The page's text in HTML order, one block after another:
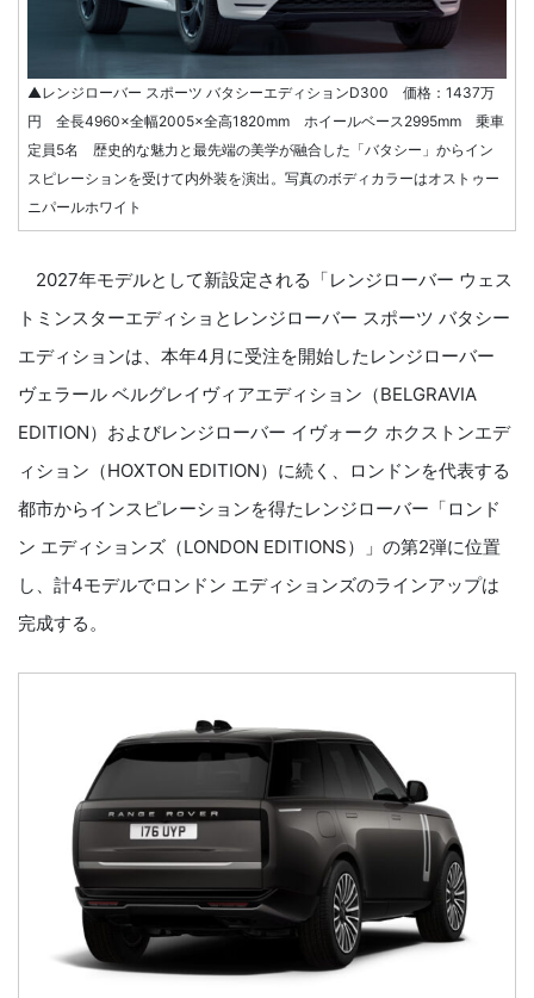
▲レンジローバー スポーツ バタシーエディションD300 価格：1437万
円 全長4960×全幅2005×全高1820mm ホイールベース2995mm 乗車
定員5名 歴史的な魅力と最先端の美学が融合した「バタシー」からイン
スピレーションを受けて内外装を演出。写真のボディカラーはオストゥー
ニパールホワイト
2027年モデルとして新設定される「レンジローバー ウェス
トミンスターエディショとレンジローバー スポーツ バタシー
エディションは、本年4月に受注を開始したレンジローバー
ヴェラール ベルグレイヴィアエディション（BELGRAVIA
EDITION）およびレンジローバー イヴォーク ホクストンエデ
ィション（HOXTON EDITION）に続く、ロンドンを代表する
都市からインスピレーションを得たレンジローバー「ロンド
ン エディションズ（LONDON EDITIONS）」の第2弾に位置
し、計4モデルでロンドン エディションズのラインアップは
完成する。